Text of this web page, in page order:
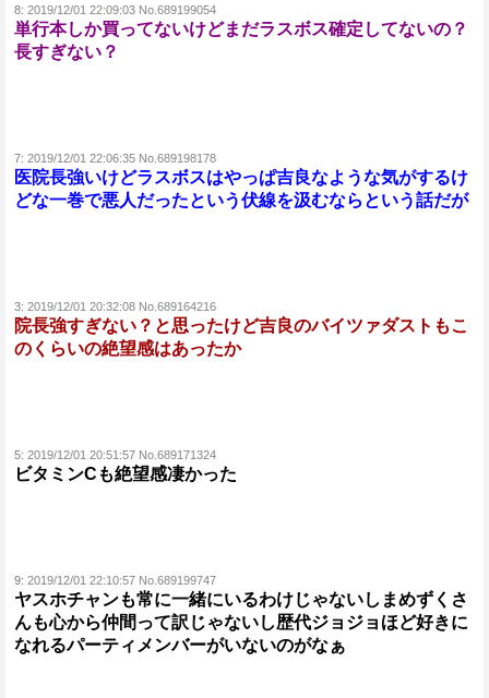
8: 2019/12/01 22:09:03 No.689199054
単行本しか買ってないけどまだラスボス確定してないの？
長すぎない？
7: 2019/12/01 22:06:35 No.689198178
医院長強いけどラスボスはやっぱ吉良なような気がするけ
どな一巻で悪人だったという伏線を汲むならという話だが
3: 2019/12/01 20:32:08 No.689164216
院長強すぎない？と思ったけど吉良のバイツァダストもこ
のくらいの絶望感はあったか
5: 2019/12/01 20:51:57 No.689171324
ビタミンCも絶望感凄かった
9: 2019/12/01 22:10:57 No.689199747
ヤスホチャンも常に一緒にいるわけじゃないしまめずくさ
んも心から仲間って訳じゃないし歴代ジョジョほど好きに
なれるパーティメンバーがいないのがなぁ